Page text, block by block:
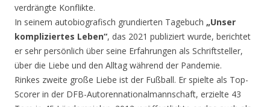
verdrängte Konflikte.
In seinem autobiografisch grundierten Tagebuch „Unser
kompliziertes Leben“, das 2021 publiziert wurde, berichtet
er sehr persönlich über seine Erfahrungen als Schriftsteller,
über die Liebe und den Alltag während der Pandemie.
Rinkes zweite große Liebe ist der Fußball. Er spielte als Top-
Scorer in der DFB-Autorennationalmannschaft, erzielte 43